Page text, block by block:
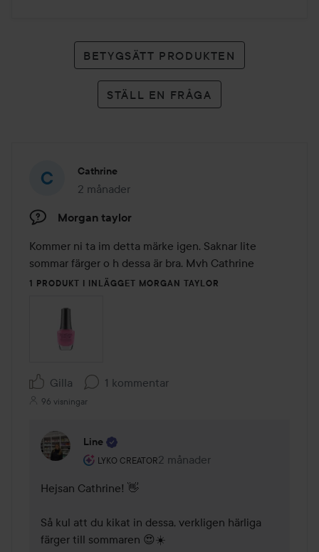
BETYGSÄTT PRODUKTEN
STÄLL EN FRÅGA
Cathrine
2 månader
Inlägget skapades 2 månader
Morgan taylor
Kommer ni ta im detta märke igen. Saknar lite
sommar färger o h dessa är bra. Mvh Cathrine
1 PRODUKT I INLÄGGET MORGAN TAYLOR
Gilla 1 kommentar
96 visningar
Line
LYKO CREATOR
Användarens roll: Lyko Creator.
2 månader
Kommentaren lades 2 månader
Hejsan Cathrine! 👋
Så kul att du kikat in dessa, verkligen härliga
färger till sommaren 😍☀️